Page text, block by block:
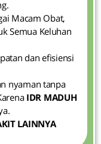
Macam Obat,
Semua Keluhan
dan efisiensi
nyaman tanpa
IDR MADUH
LAINNYA